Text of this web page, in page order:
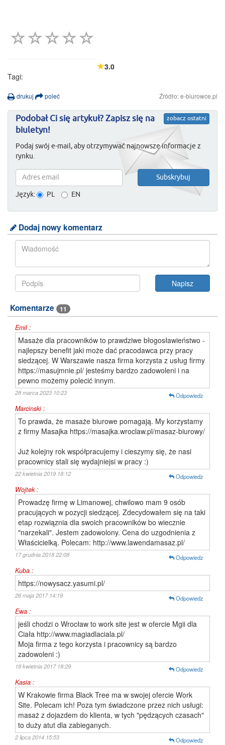
3.0
Tagi:
drukuj poleć Źródło: e-biurowce.pl
zobacz ostatni
Podobał Ci się artykuł? Zapisz się na
biuletyn!
Podaj swój e-mail, aby otrzymywać najnowsze informacje z
rynku.
Język: PL EN
Dodaj nowy komentarz
Komentarze 11
Emil :
Masaże dla pracowników to prawdziwe błogosławieństwo -
najlepszy benefit jaki może dać pracodawca przy pracy
siedzącej. W Warszawie nasza firma korzysta z usług firmy
https://masujmnie.pl/ jesteśmy bardzo zadowoleni i na
pewno możemy polecić innym.
28 marca 2023 10:23 Odpowiedz
Marcinski :
To prawda, że masaże biurowe pomagają. My korzystamy
z firmy Masajka https://masajka.wroclaw.pl/masaz-biurowy/
Już kolejny rok współpracujemy i cieszymy się, że nasi
pracownicy stali się wydajniejsi w pracy :)
22 kwietnia 2019 18:12 Odpowiedz
Wojtek :
Prowadzę firmę w Limanowej, chwilowo mam 9 osób
pracujących w pozycji siedzącej. Zdecydowałem się na taki
etap rozwiąznia dla swoich pracowników bo wiecznie
"narzekali". Jestem zadowolony. Cena do uzgodnienia z
Właścicielką. Polecam: http://www.lawendamasaz.pl/
17 grudnia 2018 22:08 Odpowiedz
Kuba :
https://nowysacz.yasumi.pl/
26 maja 2017 14:19 Odpowiedz
Ewa :
jeśli chodzi o Wrocław to work site jest w ofercie Mgii dla
Ciała http://www.magiadlaciala.pl/
Moja firma z tego korzysta i pracownicy są bardzo
zadowoleni :)
19 kwietnia 2017 18:29 Odpowiedz
Kasia :
W Krakowie firma Black Tree ma w swojej ofercie Work
Site. Polecam ich! Poza tym świadczone przez nich usługi:
masaż z dojazdem do klienta, w tych "pędzących czasach"
to duży atut dla zabieganych.
2 lipca 2014 15:53 Odpowiedz